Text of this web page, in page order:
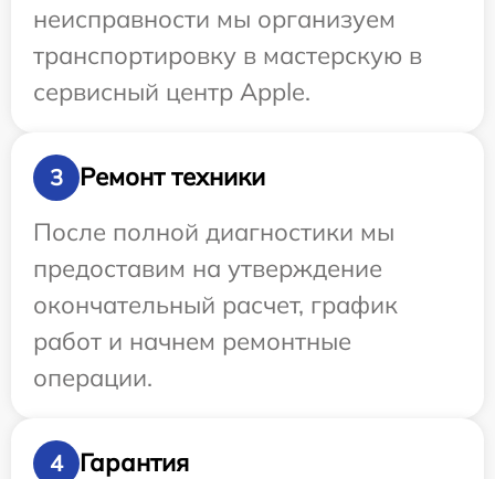
неисправности мы организуем
транспортировку в мастерскую в
сервисный центр Apple.
3
Ремонт техники
После полной диагностики мы
предоставим на утверждение
окончательный расчет, график
работ и начнем ремонтные
операции.
4
Гарантия